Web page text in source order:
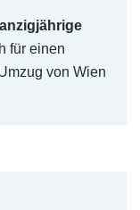
für einen
von Wien